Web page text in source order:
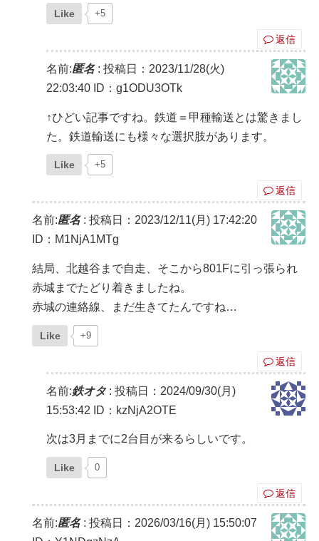
Like +5
返信
名前:匿名: 投稿日：2023/11/28(火)
22:03:40 ID：g1ODU3OTk
↑ひどい記事ですね。鉄道＝甲種輸送とは驚きまし
た。鉄道輸送にも様々な選択肢があります。
Like +5
返信
名前:匿名: 投稿日：2023/12/11(月) 17:42:20
ID：M1NjA1MTg
結局、北越谷まで自走、そこから801Fに引っ張られ
赤城までたどり着きましたね。
赤城の連絡線、まだ生きてたんですね…
Like +9
返信
名前:鉄オタ : 投稿日：2024/09/30(月)
15:53:42
ID：kzNjA2OTE
次は3月までに2台目が来るらしいです。
Like 0
返信
名前:匿名: 投稿日：2026/03/16(月) 15:50:07